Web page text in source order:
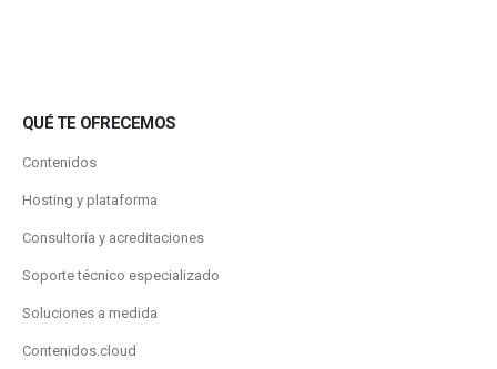
QUÉ TE OFRECEMOS
Contenidos
Hosting y plataforma
Consultoría y acreditaciones
Soporte técnico especializado
Soluciones a medida
Contenidos.cloud